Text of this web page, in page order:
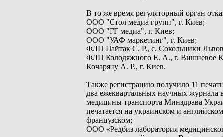
В то же время регуляторный орган
ООО "Стол медиа групп", г. Киев;
ООО "ГГ медиа", г. Киев;
ООО "УАФ маркетинг", г. Киев;
ФЛП Пайтак С. Р., с. Сокольники
ФЛП Колодяжного Е. А., г. Вишневое
Кочаряну А. Р., г. Киев.
Также регистрацию получило 11
два ежеквартальных научных журнала
медицины транспорта Минздрава
печатается на украинском и
французском;
ООО «Редбиз лаборатория